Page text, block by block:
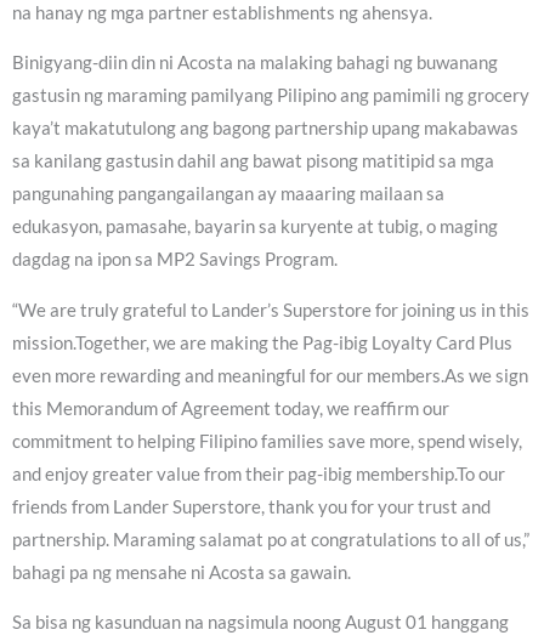
na hanay ng mga partner establishments ng ahensya.
Binigyang-diin din ni Acosta na malaking bahagi ng buwanang
gastusin ng maraming pamilyang Pilipino ang pamimili ng grocery
kaya’t makatutulong ang bagong partnership upang makabawas
sa kanilang gastusin dahil ang bawat pisong matitipid sa mga
pangunahing pangangailangan ay maaaring mailaan sa
edukasyon, pamasahe, bayarin sa kuryente at tubig, o maging
dagdag na ipon sa MP2 Savings Program.
“We are truly grateful to Lander’s Superstore for joining us in this
mission.Together, we are making the Pag-ibig Loyalty Card Plus
even more rewarding and meaningful for our members.As we sign
this Memorandum of Agreement today, we reaffirm our
commitment to helping Filipino families save more, spend wisely,
and enjoy greater value from their pag-ibig membership.To our
friends from Lander Superstore, thank you for your trust and
partnership. Maraming salamat po at congratulations to all of us,”
bahagi pa ng mensahe ni Acosta sa gawain.
Sa bisa ng kasunduan na nagsimula noong August 01 hanggang